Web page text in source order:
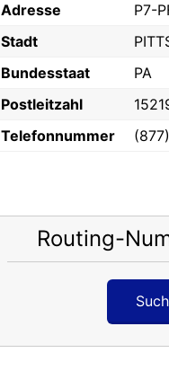
Adresse
P7-
Stadt
Bundesstaat
PA
Postleitzahl
Telefonnummer
Routing-